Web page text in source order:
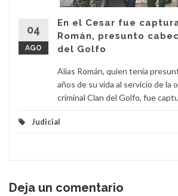
04
AGO
En el Cesar fue
Román, presunto
del Golfo
Alias Román, quien tenía
años de su vida al servicio de la
criminal Clan del Golfo, fue
Judicial
Deja un comentario